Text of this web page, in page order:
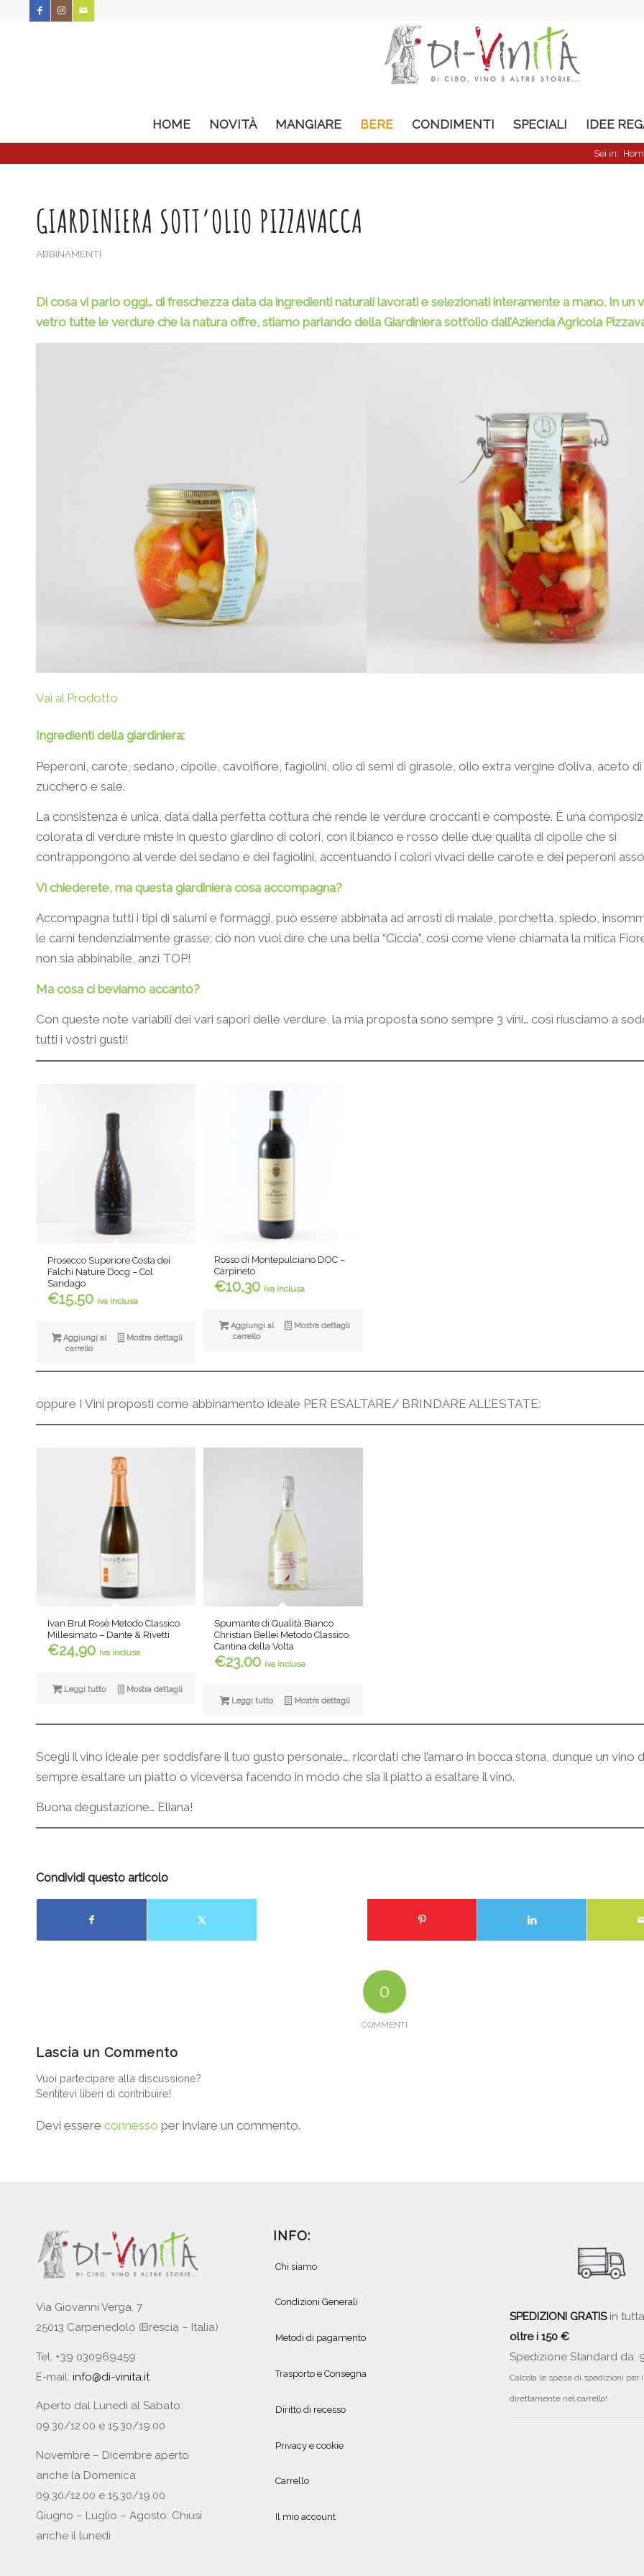
HOME NOVITÀ MANGIARE BERE CONDIMENTI SPECIALI IDEE
Sei in:
GIARDINIERA SOTT’OLIO PIZZAVACCA
ABBINAMENTI
Di cosa vi parlo oggi… di freschezza data da ingredienti naturali lavorati e selezionati interamente a mano. In un
vetro tutte le verdure che la natura offre, stiamo parlando della Giardiniera sott’olio dall’Azienda Agricola
Vai al Prodotto
Ingredienti della giardiniera:
Peperoni, carote, sedano, cipolle, cavolfiore, fagiolini, olio di semi di girasole, olio extra vergine d’oliva, aceto
zucchero e sale.
La consistenza è unica, data dalla perfetta cottura che rende le verdure croccanti e composte. È una
colorata di verdure miste in questo giardino di colori, con il bianco e rosso delle due qualità di cipolle che si
contrappongono al verde del sedano e dei fagiolini, accentuando i colori vivaci delle carote e dei peperoni
Vi chiederete, ma questa giardiniera cosa accompagna?
Accompagna tutti i tipi di salumi e formaggi, può essere abbinata ad arrosti di maiale, porchetta, spiedo,
le carni tendenzialmente grasse; ciò non vuol dire che una bella “Ciccia”, così come viene chiamata la mitica
non sia abbinabile, anzi TOP!
Ma cosa ci beviamo accanto?
Con queste note variabili dei vari sapori delle verdure, la mia proposta sono sempre 3 vini… così riusciamo a
tutti i vostri gusti!
Prosecco Superiore Costa dei
Falchi Nature Docg – Col
Sandago
€15,50 iva inclusa
Aggiungi al
carrello
Mostra dettagli
Rosso di Montepulciano DOC –
Carpineto
€10,30 iva inclusa
Aggiungi al
carrello
Mostra dettagli
oppure I Vini proposti come abbinamento ideale PER ESALTARE/ BRINDARE ALL’ESTATE:
Ivan Brut Rosè Metodo Classico
Millesimato – Dante & Rivetti
€24,90 iva inclusa
Leggi tutto Mostra dettagli
Spumante di Qualità Bianco
Christian Bellei Metodo Classico
Cantina della Volta
€23,00 iva inclusa
Leggi tutto Mostra dettagli
Scegli il vino ideale per soddisfare il tuo gusto personale…. ricordati che l’amaro in bocca stona, dunque un vino
sempre esaltare un piatto o viceversa facendo in modo che sia il piatto a esaltare il vino.
Buona degustazione… Eliana!
Condividi questo articolo
0
COMMENTI
Lascia un Commento
Vuoi partecipare alla discussione?
Sentitevi liberi di contribuire!
Devi essere connesso per inviare un commento.
Via Giovanni Verga, 7
25013 Carpenedolo (Brescia – Italia)
Tel. +39 030969459
E-mail: info@di-vinita.it
Aperto dal Lunedì al Sabato:
09.30/12.00 e 15.30/19.00
Novembre – Dicembre aperto
anche la Domenica
09.30/12.00 e 15.30/19.00
Giugno – Luglio – Agosto: Chiusi
anche il lunedì
INFO:
Chi siamo
Condizioni Generali
Metodi di pagamento
Trasporto e Consegna
Diritto di recesso
Privacy e cookie
Carrello
Il mio account
SPEDIZIONI GRATISin
oltre i 150 €
Spedizione Standard da:
Calcola le spese di spedizioni per
direttamente nel carrello!